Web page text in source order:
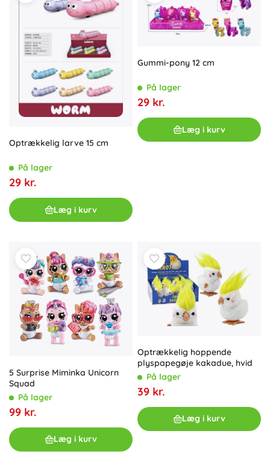
Optrækkelig larve 15 cm
På lager
29 kr.
Læg i kurv
Gummi-pony 12 cm
På lager
29 kr.
Læg i kurv
5 Surprise Miminka Unicorn
Squad
På lager
99 kr.
Læg i kurv
Optrækkelig hoppende
plyspapegøje kakadue, hvid
På lager
39 kr.
Læg i kurv